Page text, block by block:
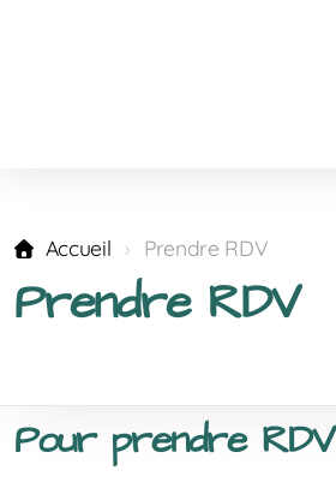
Accueil Prendre RDV
Prendre RDV
Pour prendre RDV